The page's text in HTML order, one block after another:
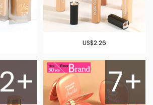
US$2.26
2+ 7+